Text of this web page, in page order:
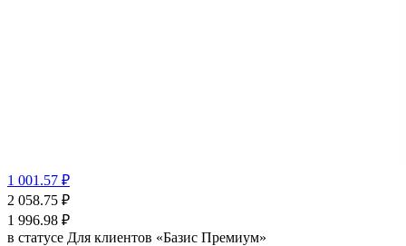
1 001.57 ₽
2 058.75 ₽
1 996.98 ₽
в статусе Для клиентов «Базис Премиум»